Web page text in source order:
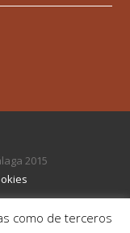
2015
como de terceros